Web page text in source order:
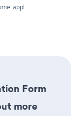
Form
more